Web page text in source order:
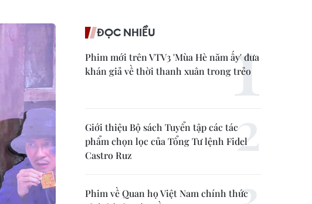
ĐỌC NHIỀU
Phim mới trên VTV3 'Mùa Hè năm ấy' đưa
khán giả về thời thanh xuân trong trẻo
Giới thiệu Bộ sách Tuyển tập các tác
phẩm chọn lọc của Tổng Tư lệnh Fidel
Castro Ruz
Phim về Quan họ Việt Nam chính thức